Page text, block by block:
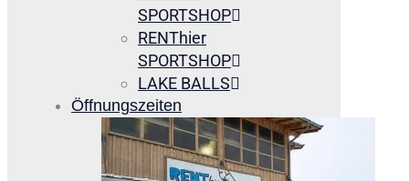
SPORTSHOP
RENThier
SPORTSHOP
LAKE BALLS
Öffnungszeiten